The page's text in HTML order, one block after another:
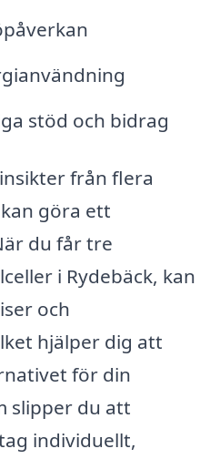
stöd och bidrag
från flera
göra ett
du får tre
i Rydebäck, kan
och
hjälper dig att
för din
slipper du att
individuellt,